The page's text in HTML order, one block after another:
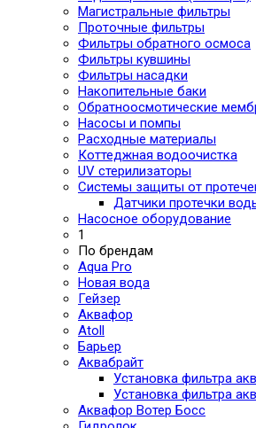
Магистральные фильтры
Проточные фильтры
Фильтры обратного осмоса
Фильтры кувшины
Фильтры насадки
Накопительные баки
Обратноосмотические
Насосы и помпы
Расходные материалы
Коттеджная водоочистка
UV стерилизаторы
Системы защиты от
Датчики протечки
Насосное оборудование
1
По брендам
Aqua Pro
Новая вода
Гейзер
Аквафор
Atoll
Барьер
Аквабрайт
Установка фильтра
Установка фильтра
Аквафор Вотер Босс